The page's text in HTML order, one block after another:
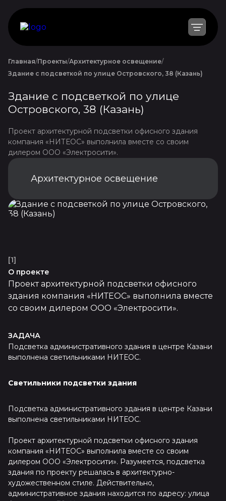
Главная Проекты Архитектурное освещение
Здание с подсветкой по улице Островского, 38 (Казань)
Здание с подсветкой по улице
Островского, 38 (Казань)
Проект архитектурной подсветки офисного здания
компания «НИТЕОС» выполнила вместе со своим
дилером ООО «Электросити».
Архитектурное освещение
[1]
О проекте
Проект архитектурной подсветки офисного
здания компания «НИТЕОС» выполнила вместе
со своим дилером ООО «Электросити».
ЗАДАЧА
Подсветка административного здания в центре Казани
выполнена светильниками НИТЕОС.
Светильники подсветки здания
Подсветка административного здания в центре Казани
выполнена светильниками НИТЕОС.
Проект архитектурной подсветки офисного здания
компания «НИТЕОС» выполнила вместе со своим
дилером ООО «Электросити». Разумеется, подсветка
здания по проекту решалась в архитектурно-
художественном стиле. Действительно,
административное здания находится по адресу: улица